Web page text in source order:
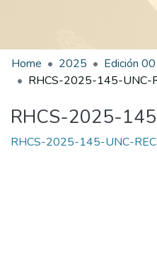
Home 2025
RHCS-2025-
RHCS-2025-145-UNC-